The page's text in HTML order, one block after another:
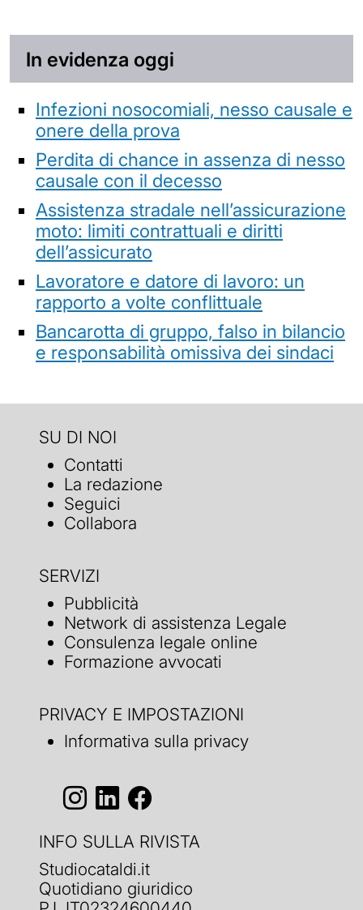
In evidenza oggi
Infezioni nosocomiali, nesso causale e
onere della prova
Perdita di chance in assenza di nesso
causale con il decesso
Assistenza stradale nell’assicurazione
moto: limiti contrattuali e diritti
dell’assicurato
Lavoratore e datore di lavoro: un
rapporto a volte conflittuale
Bancarotta di gruppo, falso in bilancio
e responsabilità omissiva dei sindaci
SU DI NOI
Contatti
La redazione
Seguici
Collabora
SERVIZI
Pubblicità
Network di assistenza Legale
Consulenza legale online
Formazione avvocati
PRIVACY E IMPOSTAZIONI
Informativa sulla privacy
INFO SULLA RIVISTA
Studiocataldi.it
Quotidiano giuridico